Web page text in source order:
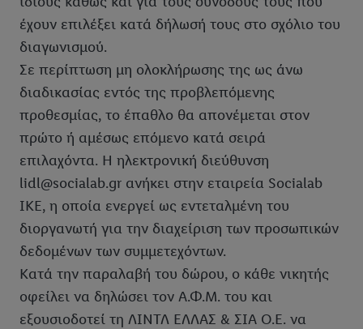
έχουν επιλέξει κατά δήλωσή τους στο σχόλιο του
διαγωνισμού.
Σε περίπτωση μη ολοκλήρωσης της ως άνω
διαδικασίας εντός της προβλεπόμενης
προθεσμίας, το έπαθλο θα απονέμεται στον
πρώτο ή αμέσως επόμενο κατά σειρά
επιλαχόντα. Η ηλεκτρονική διεύθυνση
lidl@socialab.gr ανήκει στην εταιρεία Socialab
IKE, η οποία ενεργεί ως εντεταλμένη του
διοργανωτή για την διαχείριση των προσωπικών
δεδομένων των συμμετεχόντων.
Κατά την παραλαβή του δώρου, ο κάθε νικητής
οφείλει να δηλώσει τον Α.Φ.Μ. του και
εξουσιοδοτεί τη ΛΙΝΤΛ ΕΛΛΑΣ & ΣΙΑ Ο.Ε. να